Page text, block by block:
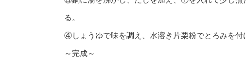
る。
④しょうゆで味を調え、水溶き片栗粉でとろみを付
～完成～